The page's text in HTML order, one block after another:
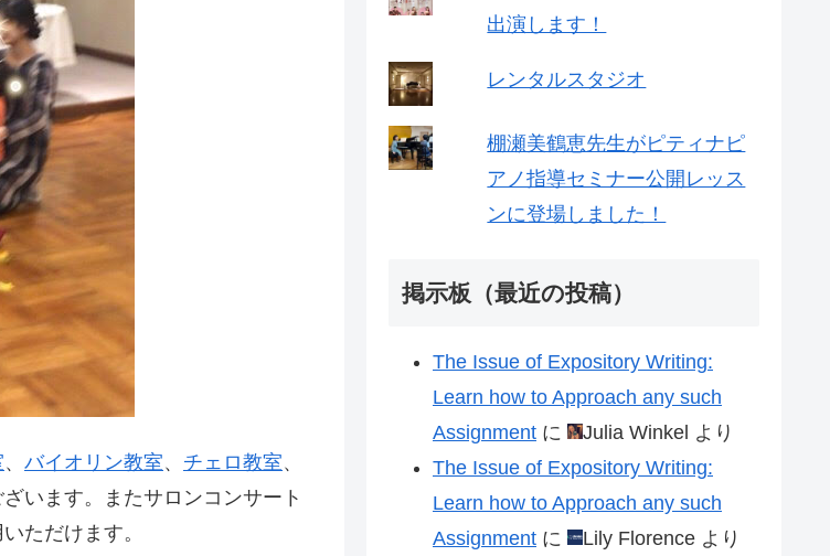
、 バイオリン教室、 チェロ教室、
ざいます。またサロンコンサート
ただけます。
出演します！
レンタルスタジオ
棚瀬美鶴恵先生がピティナピ
アノ指導セミナー公開レッス
ンに登場しました！
掲示板（最近の投稿）
The Issue of Expository Writing:
Learn how to Approach any such
Assignment に Julia Winkel より
The Issue of Expository Writing:
Learn how to Approach any such
Assignment に Lily Florence より